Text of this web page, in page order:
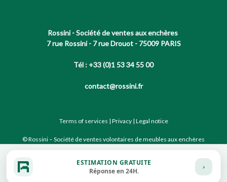
Rossini - Société de ventes aux enchères
7 rue Rossini - 7 rue Drouot - 75009 PARIS
Tél : +33 (0)1 53 34 55 00
contact@rossini.fr
Terms of services | Privacy| Legal notice
© Rossini – Société de ventes volontaires de meubles aux enchères
Site conçu par notre partenaire
ESTIMATION GRATUITE
Réponse en 24H.